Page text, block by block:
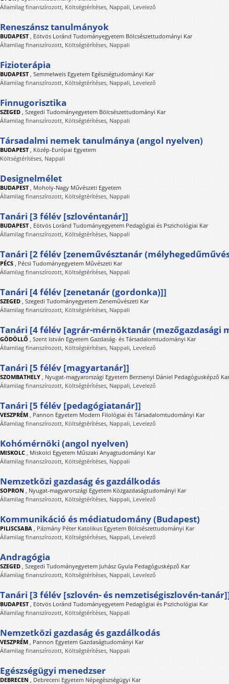
Államilag finanszírozott, Költségtérítéses, Nappali, Levelező
Reneszánsz tanulmányok
BUDAPEST, Eötvös Loránd Tudományegyetem Bölcsészettudományi Kar
Államilag finanszírozott, Költségtérítéses, Nappali
Fizioterápia
BUDAPEST, Semmelweis Egyetem Egészségtudományi Kar
Államilag finanszírozott, Költségtérítéses, Nappali, Levelező
Finnugorisztika
SZEGED , Szegedi Tudományegyetem Bölcsészettudományi Kar
Államilag finanszírozott, Költségtérítéses, Nappali
Társadalmi nemek tanulmánya (angol nyelven)
BUDAPEST, Közép-Európai Egyetem
Költségtérítéses, Nappali
Designelmélet
BUDAPEST, Moholy-Nagy Művészeti Egyetem
Államilag finanszírozott, Költségtérítéses, Nappali
Tanári [3 félév [szlovéntanár]]
BUDAPEST, Eötvös Loránd Tudományegyetem Pedagógiai és Pszichológiai Kar
Államilag finanszírozott, Költségtérítéses, Nappali
Tanári [2 félév [zeneművésztanár
PÉCS , Pécsi Tudományegyetem Művészeti Kar
Államilag finanszírozott, Költségtérítéses, Nappali
Tanári [4 félév [zenetanár (gordonka)]]
SZEGED , Szegedi Tudományegyetem Zeneművészeti Kar
Államilag finanszírozott, Költségtérítéses, Nappali
Tanári [4 félév [agrár-mérnöktanár (mezőgazdasági
GÖDÖLLŐ , Szent István Egyetem Gazdaság- és Társadalomtudományi Kar
Államilag finanszírozott, Költségtérítéses, Nappali, Levelező
Tanári [5 félév [magyartanár]]
SZOMBATHELY , Nyugat-magyarországi Egyetem Berzsenyi Dániel Pedagógusképző Kar
Államilag finanszírozott, Költségtérítéses, Nappali, Levelező
Tanári [5 félév [pedagógiatanár]]
VESZPRÉM , Pannon Egyetem Modern Filológiai és Társadalomtudományi Kar
Államilag finanszírozott, Költségtérítéses, Nappali, Levelező
Kohómérnöki (angol nyelven)
MISKOLC , Miskolci Egyetem Műszaki Anyagtudományi Kar
Államilag finanszírozott, Költségtérítéses, Nappali
Nemzetközi gazdaság és gazdálkodás
SOPRON , Nyugat-magyarországi Egyetem Közgazdaságtudományi Kar
Államilag finanszírozott, Költségtérítéses, Nappali, Levelező
Kommunikáció és médiatudomány (Budapest)
PILISCSABA , Pázmány Péter Katolikus Egyetem Bölcsészettudományi Kar
Államilag finanszírozott, Költségtérítéses, Nappali, Levelező
Andragógia
SZEGED , Szegedi Tudományegyetem Juhász Gyula Pedagógusképző Kar
Államilag finanszírozott, Költségtérítéses, Nappali, Levelező
Tanári [3 félév [szlovén- és nemzetiségiszlovén-
BUDAPEST, Eötvös Loránd Tudományegyetem Pedagógiai és Pszichológiai Kar
Államilag finanszírozott, Költségtérítéses, Nappali
Nemzetközi gazdaság és gazdálkodás
VESZPRÉM , Pannon Egyetem Gazdaságtudományi Kar
Államilag finanszírozott, Költségtérítéses, Nappali
Egészségügyi menedzser
DEBRECEN , Debreceni Egyetem Népegészségügyi Kar